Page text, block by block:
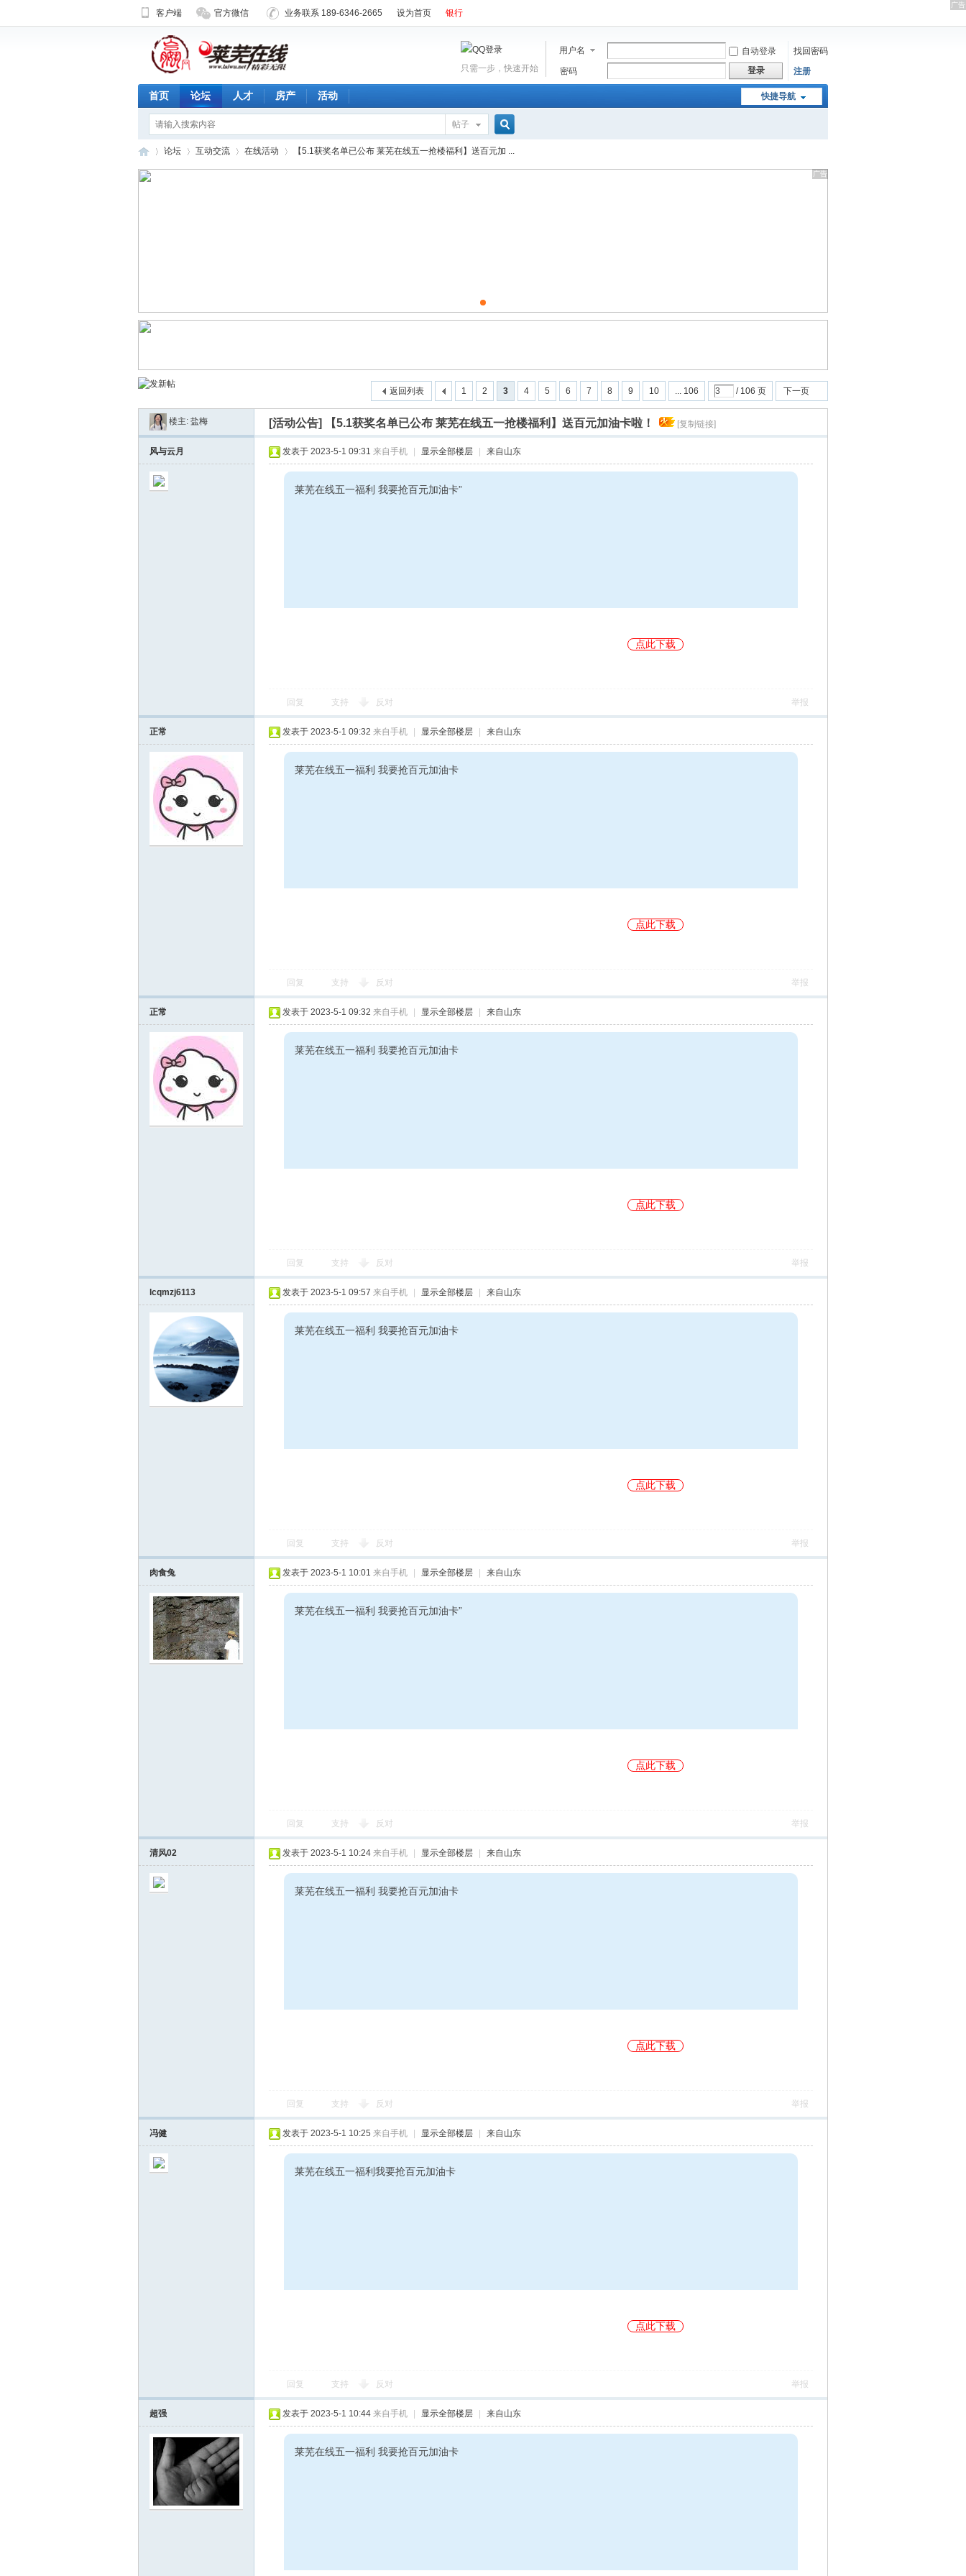
客户端 官方微信 业务联系 189-6346-2665 设为首页 银行
用户名 自动登录
找回密码
密码
登录 注册
只需一步，快速开始
快捷导航
首页 论坛 人才 房产 活动
帖子
搜
论坛 互动交流 在线活动 【5.1获奖名单已公布 莱芜在线五一抢楼福利】送百元加 ...
1 2 3 4 5 6 7 8 9 10 ... 106 / 106 页 下一页
返回列表
楼主: 盐梅 [活动公告] 【5.1获奖名单已公布 莱芜在线五一抢楼福利】送百元加油卡啦！ [复制链接]
风与云月 发表于 2023-5-1 09:31 来自手机 显示全部楼层 来自山东
莱芜在线五一福利 我要抢百元加油卡”
点此下载
回复 支持 反对 举报
正常 发表于 2023-5-1 09:32 来自手机 显示全部楼层 来自山东
莱芜在线五一福利 我要抢百元加油卡
点此下载
回复 支持 反对 举报
正常 发表于 2023-5-1 09:32 来自手机 显示全部楼层 来自山东
莱芜在线五一福利 我要抢百元加油卡
点此下载
回复 支持 反对 举报
lcqmzj6113 发表于 2023-5-1 09:57 来自手机 显示全部楼层 来自山东
莱芜在线五一福利 我要抢百元加油卡
点此下载
回复 支持 反对 举报
肉食兔 发表于 2023-5-1 10:01 来自手机 显示全部楼层 来自山东
莱芜在线五一福利 我要抢百元加油卡”
点此下载
回复 支持 反对 举报
清风02 发表于 2023-5-1 10:24 来自手机 显示全部楼层 来自山东
莱芜在线五一福利 我要抢百元加油卡
点此下载
回复 支持 反对 举报
冯健 发表于 2023-5-1 10:25 来自手机 显示全部楼层 来自山东
莱芜在线五一福利我要抢百元加油卡
点此下载
回复 支持 反对 举报
超强 发表于 2023-5-1 10:44 来自手机 显示全部楼层 来自山东
莱芜在线五一福利 我要抢百元加油卡